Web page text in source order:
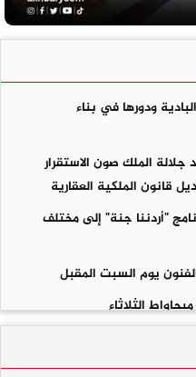
ودورها في بناء
الملك صون الاستقرار
قانون الملكية العقارية
"أردننا جنة" إلى مختلف
يوم السبت المقبل
435 حاوية معدنية في معان والعقبة